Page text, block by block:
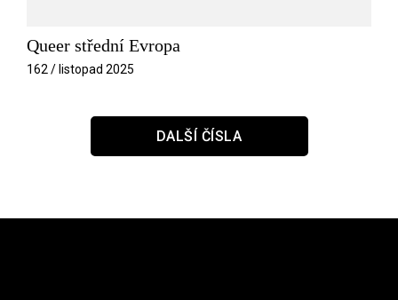
Queer střední Evropa
162 / listopad 2025
DALŠÍ ČÍSLA